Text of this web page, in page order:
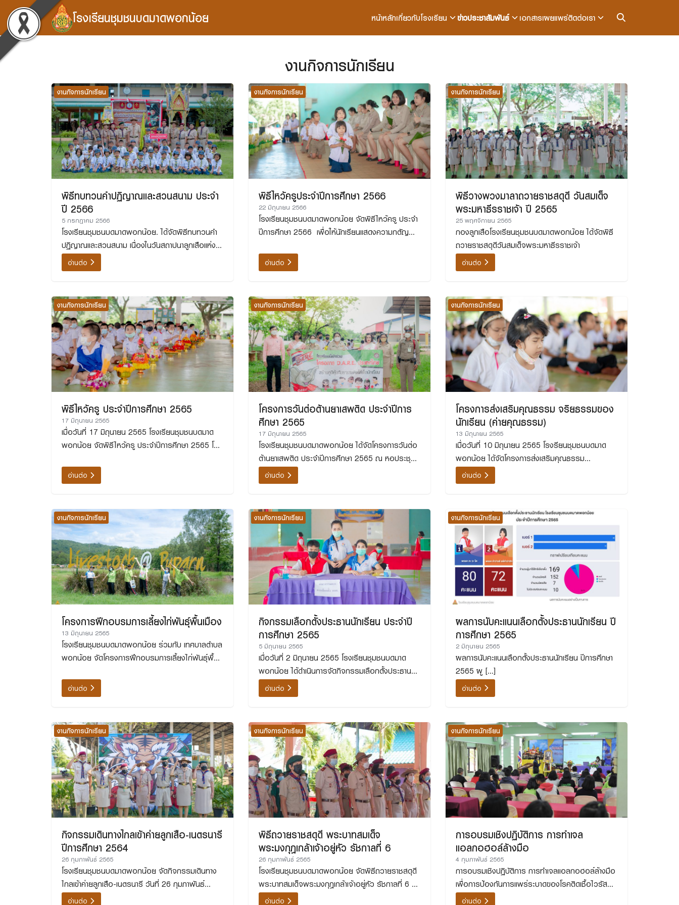
content
โรงเรียนชุมชนบดมาดพอกน้อย หน้าหลักเกี่ยวกับโรงเรียน ข่าวประชาสัมพันธ์ เอกสารเผยแพร่ติดต่อเรา
งานกิจการนักเรียน
งานกิจการนักเรียน
พิธีทบทวนคำปฏิญาณและสวนสนาม ประจำ
ปี 2566
5 กรกฎาคม 2566
โรงเรียนชุมชนบดมาดพอกน้อย. ได้จัดพิธีทบทวนคำ
ปฏิญาณและสวนสนาม เนื่องในวันสถาปนาลูกเสือแห่ง
ชาติ ประจำปี พ.ศ. 2566
อ่านต่อ
งานกิจการนักเรียน
พิธีไหว้ครูประจำปีการศึกษา 2566
22 มิถุนายน 2566
โรงเรียนชุมชนบดมาดพอกน้อย จัดพิธีไหว้ครู ประจำ
ปีการศึกษา 2566 เพื่อให้นักเรียนแสดงความกตัญญู
อ่านต่อ
งานกิจการนักเรียน
พิธีวางพวงมาลาถวายราชสดุดี วันสมเด็จ
พระมหาธีรราชเจ้า ปี 2565
25 พฤศจิกายน 2565
กองลูกเสือโรงเรียนชุมชนบดมาดพอกน้อย ได้จัดพิธี
ถวายราชสดุดีวันสมเด็จพระมหาธีรราชเจ้า
อ่านต่อ
งานกิจการนักเรียน
พิธีไหว้ครู ประจำปีการศึกษา 2565
17 มิถุนายน 2565
เมื่อวันที่ 17 มิถุนายน 2565 โรงเรียนชุมชนบดมาด
พอกน้อย จัดพิธีไหว้ครู ประจำปีการศึกษา 2565 โดย
ประชุมใหญ่ (อาคาร่มมัณฑนารวมใจศิษย์เก่า เขย-สะใภ้)
อ่านต่อ
งานกิจการนักเรียน
โครงการวันต่อต้านยาเสพติด ประจำปีการ
ศึกษา 2565
17 มิถุนายน 2565
โรงเรียนชุมชนบดมาดพอกน้อย ได้จัดโครงการวันต่อ
ต้านยาเสพติด ประจำปีการศึกษา 2565 ณ หอประชุม
ใหญ่ (อาคาร่มมัณฑนารวมใจศิษย์เก่า เขย-สะใภ้) เนื่อง
ในวันต่อต้านยาเสพติดโลก
อ่านต่อ
งานกิจการนักเรียน
โครงการส่งเสริมคุณธรรม จริยธรรมของ
นักเรียน (ค่ายคุณธรรม)
13 มิถุนายน 2565
เมื่อวันที่ 10 มิถุนายน 2565 โรงรียนชุมชนบดมาด
พอกน้อย ได้จัดโครงการส่งเสริมคุณธรรม
จริยธรรมของนักเรียน
อ่านต่อ
งานกิจการนักเรียน
โครงการฝึกอบรมการเลี้ยงไก่พันธุ์พื้นเมือง
13 มิถุนายน 2565
โรงเรียนชุมชนบดมาดพอกน้อย ร่วมกับ เทศบาลตำบล
พอกน้อย จัดโครงการฝึกอบรมการเลี้ยงไก่พันธุ์พื้น
อ่านต่อ
งานกิจการนักเรียน
กิจกรรมเลือกตั้งประธานนักเรียน ประจำปี
การศึกษา 2565
5 มิถุนายน 2565
เมื่อวันที่ 2 มิถุนายน 2565 โรงเรียนชุมชนบดมาด
พอกน้อย ได้ดำเนินการจัดกิจกรรมเลือกตั้งประธาน
นักเรียน ประจำปีการศึกษา 2565
อ่านต่อ
งานกิจการนักเรียน
ผลการนับคะแนนเลือกตั้งประธานนักเรียน ปี
การศึกษา 2565
2 มิถุนายน 2565
ผลการนับคะแนนเลือกตั้งประธานนักเรียน ปีการศึกษา
2565 ผู […]
อ่านต่อ
งานกิจการนักเรียน
กิจกรรมเดินทางไกลเข้าค่ายลูกเสือ-เนตรนารี
ปีการศึกษา 2564
26 กุมภาพันธ์ 2565
โรงเรียนชุมชนบดมาดพอกน้อย จัดกิจกรรมเดินทาง
ไกลเข้าค่ายลูกเสือ-เนตรนารี วันที่ 26 กุมภาพันธ์
2565อ่านต่อ
งานกิจการนักเรียน
พิธีถวายราชสดุดี พระบาทสมเด็จ
พระมงกุฎเกล้าเจ้าอยู่หัว รัชกาลที่ 6
26 กุมภาพันธ์ 2565
โรงเรียนชุมชนบดมาดพอกน้อย จัดพิธีถวายราชสดุดี
พระบาทสมเด็จพระมงกุฎเกล้าเจ้าอยู่หัว รัชกาลที่ 6 ซึ่ง
ทรงเป็นผู้ริเริ่มก่อตั้งกิจการเสือป่าและลูกเสือไทย
อ่านต่อ
งานกิจการนักเรียน
การอบรมเชิงปฏิบัติการ การทำเจล
แอลกอฮอล์ล้างมือ
4 กุมภาพันธ์ 2565
การอบรมเชิงปฏิบัติการ การทำเจลแอลกอฮอล์ล้างมือ
เพื่อการป้องกันการแพร่ระบาดของโรคติดเชื้อไวรัส
โคโรนา 2019 (COVID-19)
อ่านต่อ